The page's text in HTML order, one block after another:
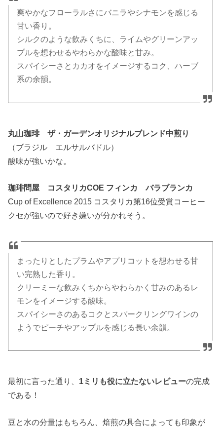
爽やかなフローラルさにバニラやシナモンを感じる
甘い香り。
シルクのような飲みくちに、ライムやグリーンアッ
プルを想わせるやわらかな酸味と甘み。
スパイシーさとカカオをイメージするコク、ハーブ
系の余韻。
丸山珈琲 ザ・ガーデンオリジナルブレンド中煎り
（ブラジル エルサルバドル）
酸味が強いかな。
珈琲問屋 コスタリカCOE フィンカ バラブランカ
Cup of Excellence 2015 コスタリカ第16位受賞コーヒー
クセが強いので好き嫌いが分かれそう。
まったりとしたプラムやアプリコットを想わせる甘
い完熟した香り。
クリーミーな飲みくちからやわらかく甘みのあるレ
モンをイメージする酸味。
スパイシーさのあるコクとスパークリングワインの
ようでピーチやアップルを感じる長い余韻。
最初に言った通り、 1ミリも役に立たないレビューの完成
である！
豆と水の分量はもちろん、焙煎の具合によっても印象が